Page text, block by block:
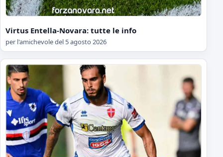
Virtus Entella-Novara: tutte le info
per l'amichevole del 5 agosto 2026